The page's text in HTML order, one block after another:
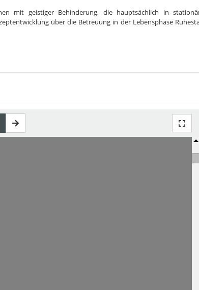
mit geistiger Behinderung, die hauptsächlich in
über die Betreuung in der Lebensphase